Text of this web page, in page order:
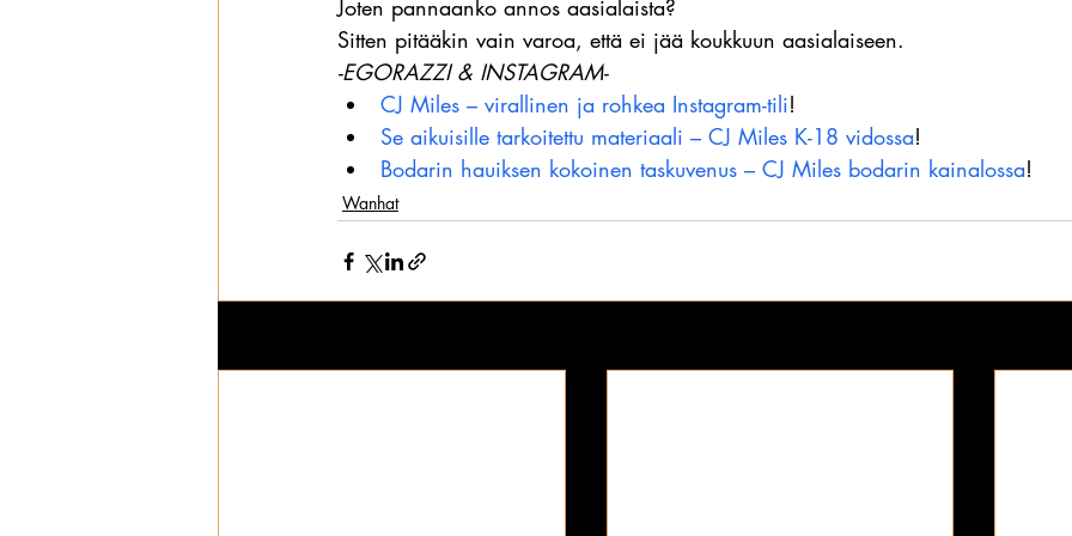
Joten pannaanko annos aasialaista?
Sitten pitääkin vain varoa, että ei jää koukkuun aasialaiseen.
-EGORAZZI & INSTAGRAM-
CJ Miles – virallinen ja rohkea Instagram-tili!
Se aikuisille tarkoitettu materiaali – CJ Miles K-18 vidossa!
Bodarin hauiksen kokoinen taskuvenus – CJ Miles bodarin kainalossa!
Wanhat